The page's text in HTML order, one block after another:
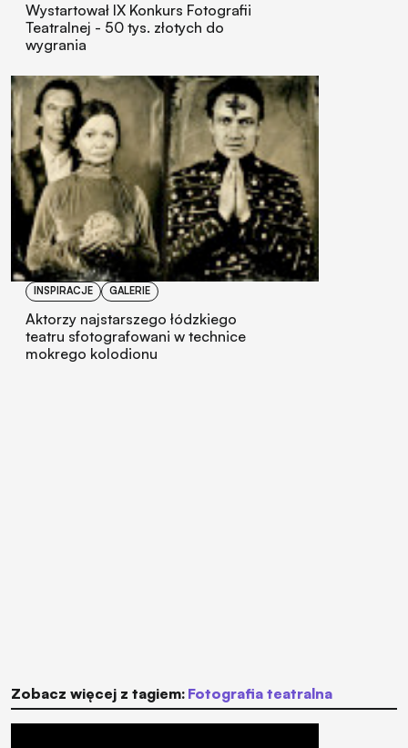
Wystartował IX Konkurs Fotografii
Teatralnej - 50 tys. złotych do
wygrania
INSPIRACJE GALERIE
Aktorzy najstarszego łódzkiego
teatru sfotografowani w technice
mokrego kolodionu
Zobacz więcej z tagiem: fotografia teatralna